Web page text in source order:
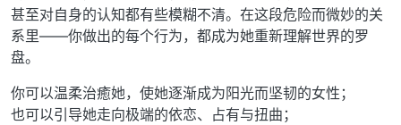
甚⾄对⾃⾝的认知都有些模糊不清。在这段危险⽽微妙的关
系⾥——你做出的每个⾏为，都成为她重新理解世界的罗
盘。
你可以温柔治癒她，使她逐渐成为阳光⽽坚韧的⼥性；
也可以引导她⾛向极端的依恋、占有与扭曲；